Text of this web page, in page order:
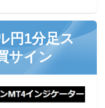
円1分足ス
サイン